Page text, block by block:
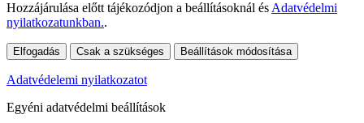
Hozzájárulása előtt tájékozódjon a beállításoknál és Adatvédelmi
nyilatkozatunkban..
Elfogadás Csak a szükséges Beállítások módosítása
Adatvédelemi nyilatkozatot
Egyéni adatvédelmi beállítások